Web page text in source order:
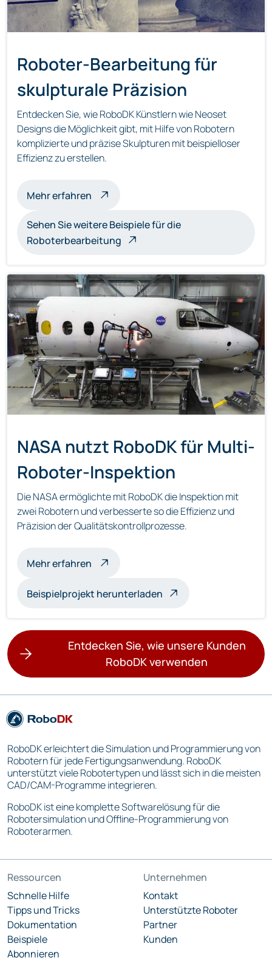
Roboter-Bearbeitung für
skulpturale Präzision
Entdecken Sie, wie RoboDK Künstlern wie Neoset
Designs die Möglichkeit gibt, mit Hilfe von Robotern
komplizierte und präzise Skulpturen mit beispielloser
Effizienz zu erstellen.
Mehr erfahren über roboterbearbeitete Skulpturen
Sehen Sie weitere Beispiele für die
Roboterbearbeitung
NASA nutzt RoboDK für Multi-
Roboter-Inspektion
Die NASA ermöglichte mit RoboDK die Inspektion mit
zwei Robotern und verbesserte so die Effizienz und
Präzision der Qualitätskontrollprozesse.
Mehr erfahren über die Multi-Roboter-Inspektion
Beispielprojekt herunterladen
Entdecken Sie, wie unsere Kunden
RoboDK verwenden
RoboDK erleichtert die Simulation und Programmierung von
Robotern für jede Fertigungsanwendung. RoboDK
unterstützt viele Robotertypen und lässt sich in die meisten
CAD/CAM-Programme integrieren.
RoboDK ist eine komplette Softwarelösung für die
Robotersimulation und Offline-Programmierung von
Roboterarmen.
Ressourcen
Schnelle Hilfe
Tipps und Tricks
Dokumentation
Beispiele
Abonnieren
Unternehmen
Kontakt
Unterstützte Roboter
Partner
Kunden